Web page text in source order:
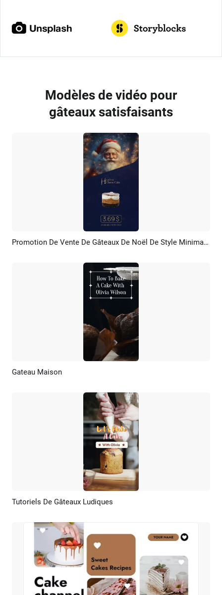
Modèles de vidéo pour
gâteaux satisfaisants
Aperçu Créer IA Promotion De Vente De Gâteaux De Noël De Style Minimaliste
Gateau Maison
Aperçu
Tutoriels De Gâteaux Ludiques